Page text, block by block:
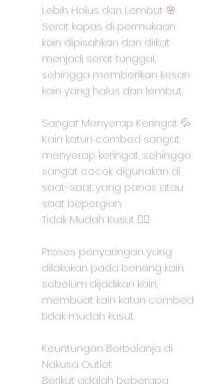
Lebih Halus dan Lembut 🌸
Serat kapas di permukaan
kain dipisahkan dan diikat
menjadi serat tunggal,
sehingga memberikan kesan
kain yang halus dan lembut.
Sangat Menyerap Keringat 💦
Kain katun combed sangat
menyerap keringat, sehingga
sangat cocok digunakan di
saat-saat yang panas atau
saat bepergian.
Tidak Mudah Kusut 🙅‍♂️
Proses penyaringan yang
dilakukan pada benang kain
sebelum dijadikan kain,
membuat kain katun combed
tidak mudah kusut.
Keuntungan Berbelanja di
Nakusa Outlet
Berikut adalah beberapa